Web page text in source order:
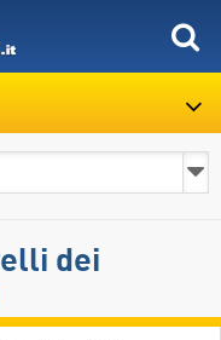
dei